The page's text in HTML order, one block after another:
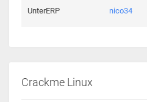
UnterERP nico34
Crackme Linux